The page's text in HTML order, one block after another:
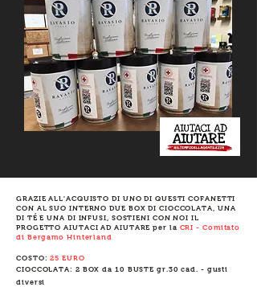
GRAZIE ALL'ACQUISTO DI UNO DI QUESTI COFANETTI
CON AL SUO INTERNO DUE BOX DI CIOCCOLATA, UNA
DI TÉ E UNA DI INFUSI, SOSTIENI CON NOI IL
PROGETTO AIUTACI AD AIUTARE per la CRI - Comitato
di Bergamo Hinterland
COSTO: 25 EURO
CIOCCOLATA: 2 BOX da 10 BUSTE gr.30 cad. - gusti
diversi